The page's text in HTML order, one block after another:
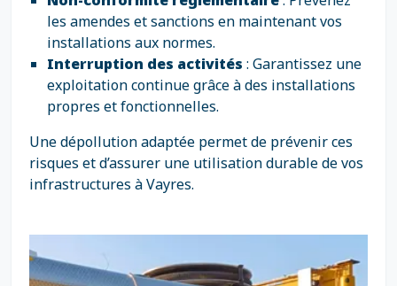
les amendes et sanctions en maintenant vos
installations aux normes.
Interruption des activités : Garantissez une
exploitation continue grâce à des installations
propres et fonctionnelles.
Une dépollution adaptée permet de prévenir ces
risques et d’assurer une utilisation durable de vos
infrastructures à Vayres.